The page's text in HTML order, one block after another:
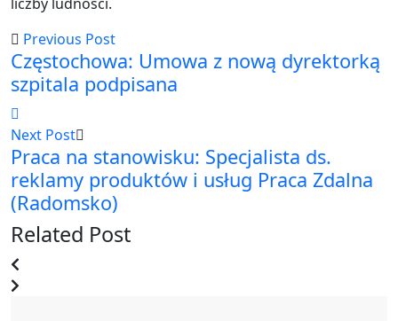
Previous Post
Częstochowa: Umowa z nową dyrektorką
szpitala podpisana
Next Post
Praca na stanowisku: Specjalista ds.
reklamy produktów i usług Praca Zdalna
(Radomsko)
Related Post